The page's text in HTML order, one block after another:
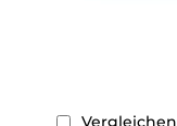
Vergleichen